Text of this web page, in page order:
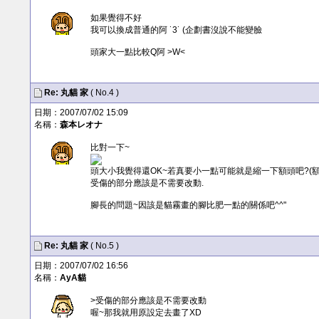
如果覺得不好
我可以換成普通的阿 ˙3˙ (企劃書沒說不能變臉
頭家大一點比較Q阿 >W<
Re: 丸貓家 ( No.4 )
日期：2007/07/02 15:09
名稱： 森本レオナ
比對一下~
頭大小我覺得還OK~若真要小一點可能就是縮一下額頭吧?(
受傷的部分應該是不需要改動.
腳長的問題~因該是貓霧畫的腳比肥一點的關係吧^^"
Re: 丸貓家 ( No.5 )
日期：2007/07/02 16:56
名稱： AyA貓
>受傷的部分應該是不需要改動
喔~那我就用原設定去畫了XD